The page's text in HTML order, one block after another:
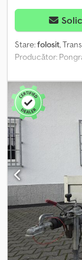
Stare:folosit,
Producător:
mm L. l. h.
383 kg Sarcină
echipare și
asigură un unghi
și reglabil gradual,
perforată pentru
reglabile frontal
Roată de rezervă
cu 13 pini
service La cerere,
accesorii posibile
Acksrf Sistem de
pentru transport
încărcăturii